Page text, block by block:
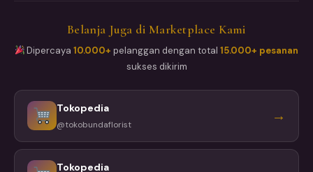
Belanja Juga di Marketplace Kami
Dipercaya10.000+ pelanggan dengan total15.000+ pesanan
sukses dikirim
Tokopedia
@tokobundaflorist →
Tokopedia